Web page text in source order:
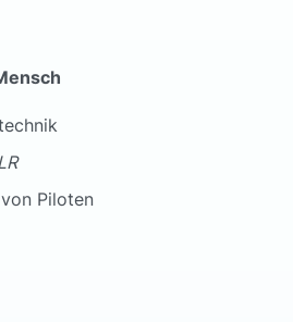
Piloten